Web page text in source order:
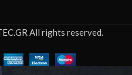
All rights reserved.